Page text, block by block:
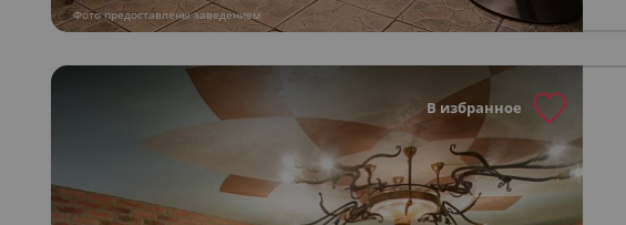
Фото предоставлены заведением
В избранное